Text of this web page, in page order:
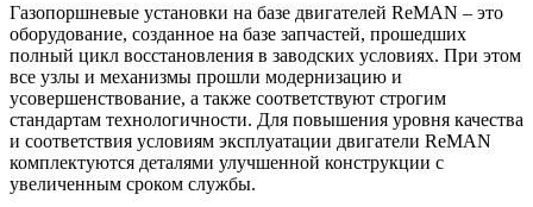
Газопоршневые установки на базе двигателей ReMAN – это
оборудование, созданное на базе запчастей, прошедших
полный цикл восстановления в заводских условиях. При этом
все узлы и механизмы прошли модернизацию и
усовершенствование, а также соответствуют строгим
стандартам технологичности. Для повышения уровня качества
и соответствия условиям эксплуатации двигатели ReMAN
комплектуются деталями улучшенной конструкции с
увеличенным сроком службы.